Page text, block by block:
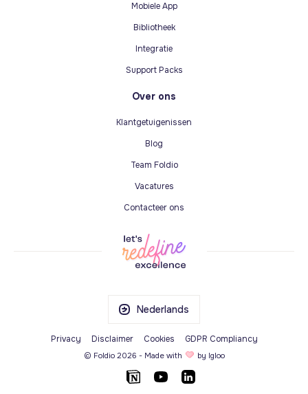
Mobiele App
Bibliotheek
Integratie
Support Packs
Over ons
Klantgetuigenissen
Blog
Team Foldio
Vacatures
Contacteer ons
Nederlands
Privacy Disclaimer Cookies GDPR Compliancy
© Foldio 2026 - Made with by Igloo